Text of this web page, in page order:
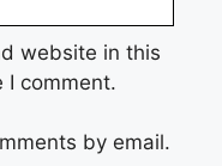
website in this
I comment.
by email.